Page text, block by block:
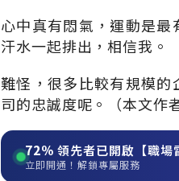
心中真有悶氣，運動是
汗水一起排出，相信我。
難怪，很多比較有規模
司的忠誠度呢。（本文作
72% 領先者已開啟【職場
立即開通！解鎖專屬服務